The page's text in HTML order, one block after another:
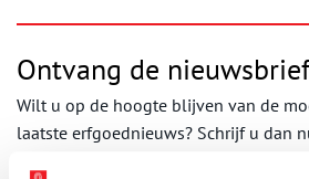
Ontvang de nieuwsbrief
Wilt u op de hoogte blijven van de
laatste erfgoednieuws? Schrijf u dan